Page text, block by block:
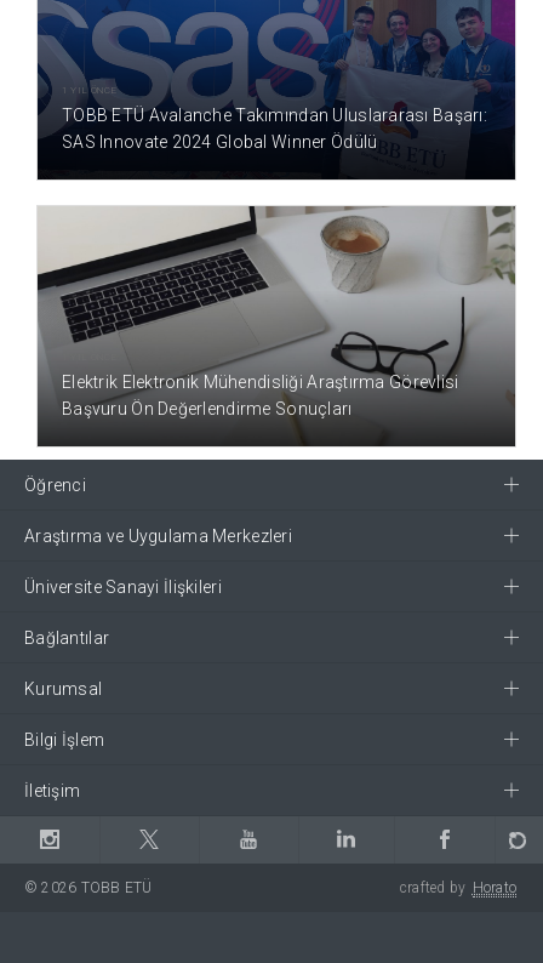
1 YIL ÖNCE
TOBB ETÜ Avalanche Takımından Uluslararası Başarı:
SAS Innovate 2024 Global Winner Ödülü
Elektrik Elektronik Mühendisliği Araştırma Görevlisi
Başvuru Ön Değerlendirme Sonuçları
Öğrenci
Araştırma ve Uygulama Merkezleri
Üniversite Sanayi İlişkileri
Bağlantılar
Kurumsal
Bilgi İşlem
İletişim
© 2026 TOBB ETÜ crafted by Horato